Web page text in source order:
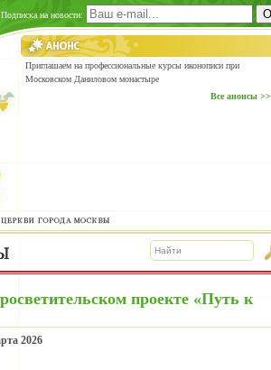
Подписка на новости:
Приглашаем на профессиональные курсы иконописи при
Московском Даниловом монастыре
Все анонсы >>
проекте «Путь к
2026